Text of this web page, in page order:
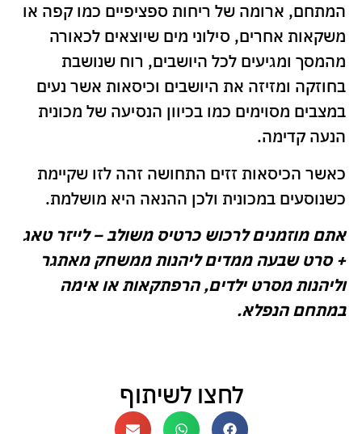
המתחם, ארומה של ריחות ספציפיים כמו קפה או
משקאות אחרים, סילוני מים שיוצאים לכאורה
מהמסך ומגיעים לכל היושבים, רוח שנושבת
בחוזקה ומזיזה את היושבים וכיסאות אשר נעים
במצבים מסוימים כמו בכיוון הנסיעה של מכונית
הנעה קדימה.
כאשר הכיסאות זזים התחושה זהה לזו שקיימת
כשנוסעים במכונית ולכן ההנאה היא מושלמת.
אתם מוזמנים לרכוש כרטיס משולב – לייזר טאג
+ סרט שבעה ממדים ליהנות ממשחק מאתגר
וליהנות מסרט ילדים, הרפתקאות או אימה
במתחם הנפלא.
לחצו לשיתוף